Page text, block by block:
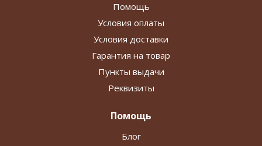
Помощь
Условия оплаты
Условия доставки
Гарантия на товар
Пункты выдачи
Реквизиты
Помощь
Блог